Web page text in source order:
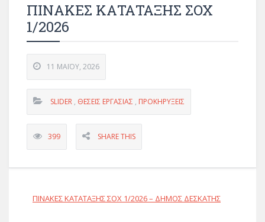
ΠΙΝΑΚΕΣ ΚΑΤΑΤΑΞΗΣ ΣΟΧ
1/2026
11 ΜΑΪ́ΟΥ, 2026
SLIDER , ΘΈΣΕΙΣ ΕΡΓΑΣΊΑΣ , ΠΡΟΚΗΡΎΞΕΙΣ
399 SHARE THIS
ΠΙΝΑΚΕΣ ΚΑΤΑΤΑΞΗΣ ΣΟΧ 1/2026 – ΔΗΜΟΣ ΔΕΣΚΑΤΗΣ